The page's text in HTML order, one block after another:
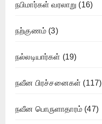
நபிமார்கள் வரலாறு (16)
நற்குணம் (3)
நல்லடியார்கள் (19)
நவீன பிரச்சனைகள் (117)
நவீன பொருளாதாரம் (47)